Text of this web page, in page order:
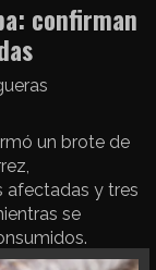
confirman
un brote de
afectadas y tres
se